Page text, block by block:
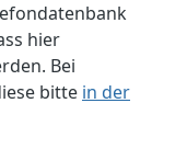
hier
Bei
bitte in der